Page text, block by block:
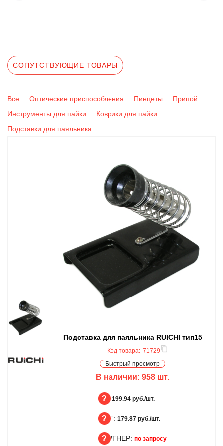
СОПУТСТВУЮЩИЕ ТОВАРЫ
Все Оптические приспособления Пинцеты
Припой
Инструменты для пайки
Коврики для пайки
Подставки для паяльника
Подставка для паяльника RUICHI тип15
Код товара: 71729
Быстрый просмотр
В наличии: 958 шт.
БЦ: 199.94 руб./шт.
ОПТ: 179.87 руб./шт.
ПАРТНЕР: по запросу